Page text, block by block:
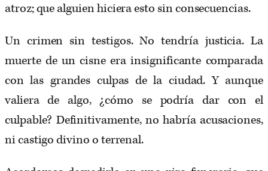
atroz; que alguien hiciera esto sin consecuencias.
Un crimen sin testigos. No tendría justicia. La
muerte de un cisne era insignificante comparada
con las grandes culpas de la ciudad. Y aunque
valiera de algo, ¿cómo se podría dar con el
culpable? Definitivamente, no habría acusaciones,
ni castigo divino o terrenal.